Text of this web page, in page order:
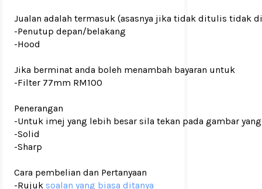
Jualan adalah termasuk (asasnya jika tidak ditulis tidak
-Penutup depan/belakang
-Hood
Jika berminat anda boleh menambah bayaran untuk
-Filter 77mm RM100
Penerangan
-Untuk imej yang lebih besar sila tekan pada gambar
-Solid
-Sharp
Cara pembelian dan Pertanyaan
-Rujuk soalan yang biasa ditanya